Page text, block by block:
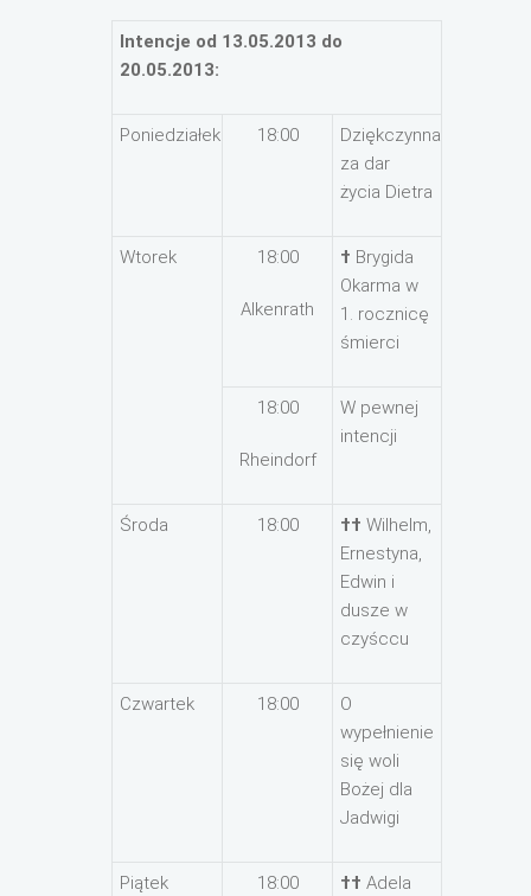
Intencje od 13.05.2013 do
20.05.2013:
Poniedziałek 18:00
Dziękczynna
za dar
życia Dietra
Wtorek 18:00
Alkenrath
† Brygida
Okarma w
1. rocznicę
śmierci
18:00
Rheindorf
W pewnej
intencji
Środa 18:00 †† Wilhelm,
Ernestyna,
Edwin i
dusze w
czyśccu
Czwartek 18:00
O
wypełnienie
się woli
Bożej dla
Jadwigi
Piątek 18:00 †† Adela